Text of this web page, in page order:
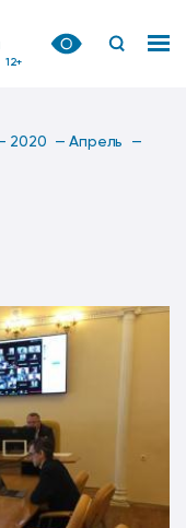
12+
2020 — Апрель —